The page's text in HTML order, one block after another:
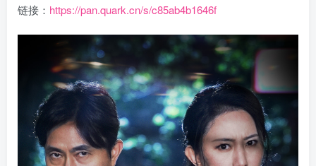
链接： https://pan.quark.cn/s/c85ab4b1646f